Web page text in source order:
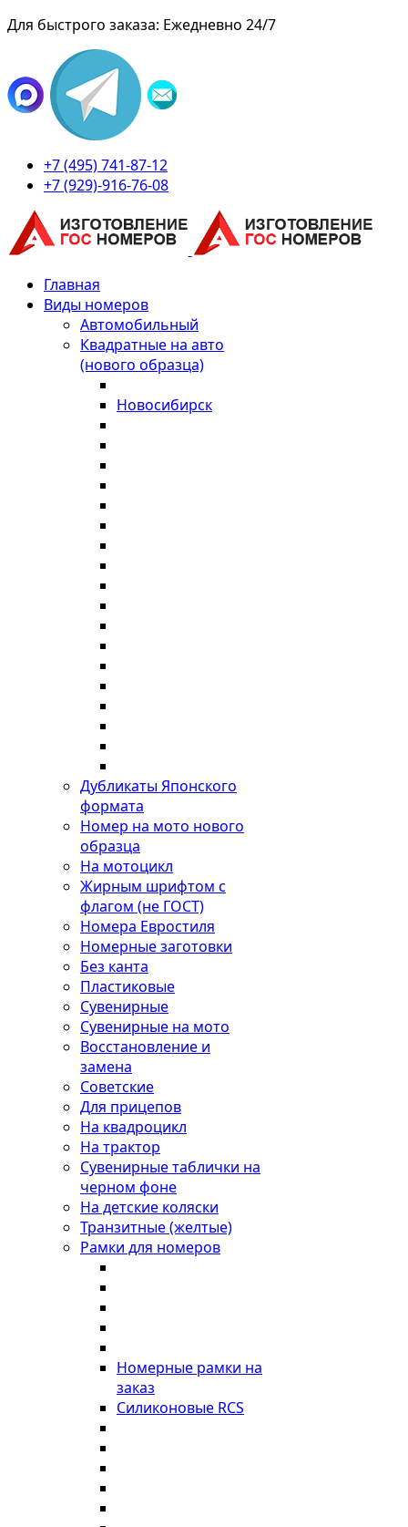
Для быстрого заказа: Ежедневно 24/7
+7 (495) 741-87-12
+7 (929)-916-76-08
Главная
Виды номеров
Автомобильный
Квадратные на авто
(нового образца)
Новосибирск
Дубликаты Японского
формата
Номер на мото нового
образца
На мотоцикл
Жирным шрифтом с
флагом (не ГОСТ)
Номера Евростиля
Номерные заготовки
Без канта
Пластиковые
Сувенирные
Сувенирные на мото
Восстановление и
замена
Советские
Для прицепов
На квадроцикл
На трактор
Сувенирные таблички на
черном фоне
На детские коляски
Транзитные (желтые)
Рамки для номеров
Номерные рамки на
заказ
Силиконовые RCS